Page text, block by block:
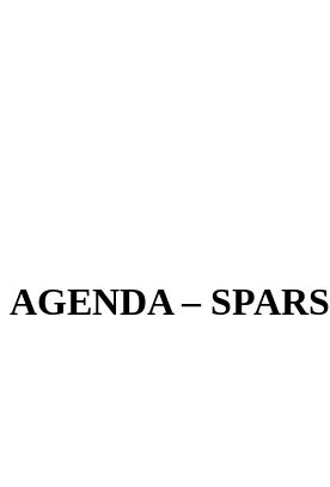
AGENDA – SPARS